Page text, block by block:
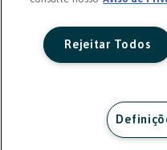
Rejeitar Todos